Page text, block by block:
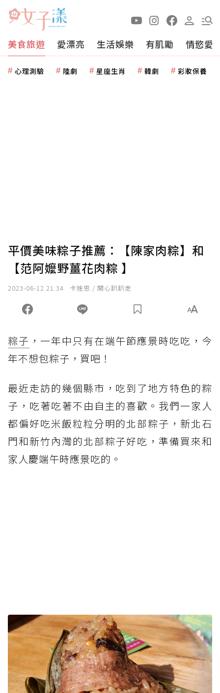
美食旅遊 愛漂亮 生活娛樂 有肌勵 情慾愛
心理測驗 陸劇 星座生肖 韓劇 彩妝保養
平價美味粽子推薦：【陳家肉粽】和
【范阿嬤野薑花肉粽 】
2023-06-12 21:34 卡娃思 / 開心趴趴走
粽子 ，一年中只有在端午節應景時吃吃，今
年不想包粽子，買吧！
最近走訪的幾個縣市，吃到了地方特色的粽
子，吃著吃著不由自主的喜歡。我們一家人
都偏好吃米飯粒粒分明的北部粽子，新北石
門和新竹內灣的北部粽子好吃，準備買來和
家人慶端午時應景吃的。